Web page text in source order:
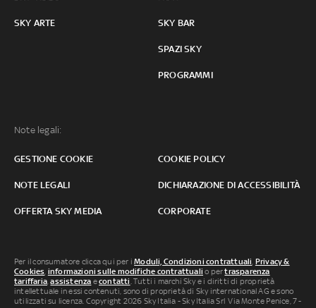
SKY ARTE SKY BAR
SPAZI SKY
PROGRAMMI
Note legali:
GESTIONE COOKIE COOKIE POLICY
NOTE LEGALI DICHIARAZIONE DI ACCESSIBILITÀ
OFFERTA SKY MEDIA CORPORATE
Per il consumatore clicca qui per iModuli, Condizioni contrattuali, Privacy &
Cookies, informazioni sulle modifiche contrattuali o pertrasparenza
tariffaria,assistenza econtatti. Tutti i marchi Sky e i diritti di proprietà
intellettuale in essi contenuti, sono di proprietà di Sky international AG e sono
utilizzati su licenza. Copyright 2026 Sky Italia - Sky Italia Srl Via Monte Penice, 7 -